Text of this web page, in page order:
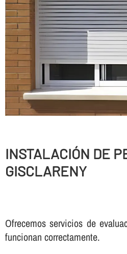
INSTALACIÓN DE
GISCLARENY
Ofrecemos servicios de
funcionan correctamente.